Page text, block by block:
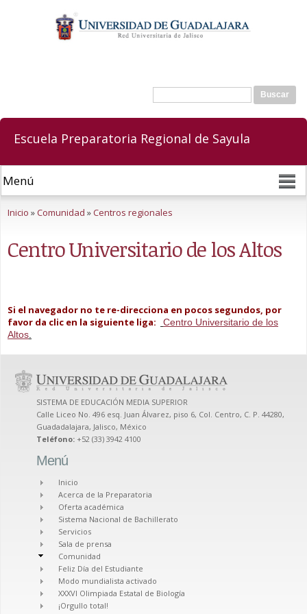
contenido
principal
Formulario de búsqueda
Buscar
Escuela Preparatoria Regional de Sayula
Inicio »Comunidad »Centros regionales
Centro Universitario de los Altos
Si el navegador no te re-direcciona en pocos segundos, por
favor da clic en la siguiente liga:
Centro Universitario de los
Altos
SISTEMA DE EDUCACIÓN MEDIA SUPERIOR
Calle Liceo No. 496 esq. Juan Álvarez, piso 6, Col. Centro, C. P. 44280,
Guadadalajara, Jalisco, México
Teléfono: +52 (33) 3942 4100
Menú
Inicio
Acerca de la Preparatoria
Oferta académica
Sistema Nacional de Bachillerato
Servicios
Sala de prensa
Comunidad
Feliz Día del Estudiante
Modo mundialista activado
XXXVI Olimpiada Estatal de Biología
¡Orgullo total!